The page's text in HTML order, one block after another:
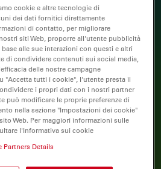
cookie e altre tecnologie di
dei dati fornitici direttamente
di contatto, per migliorare
siti Web, proporre all'utente pubblicità
alle sue interazioni con questi e altri
di condividere contenuti sui social media,
delle nostre campagne
"Accetta tutti i cookie", l'utente presta il
i propri dati con i nostri partner
può modificare le proprie preferenze di
nella sezione "Impostazioni dei cookie"
Web. Per maggiori informazioni sulle
l'Informativa sui cookie
Partners Details